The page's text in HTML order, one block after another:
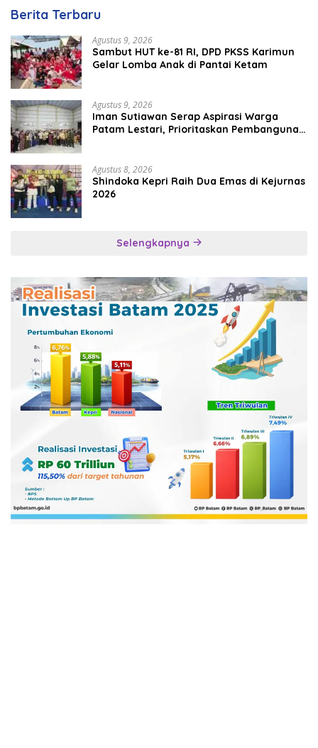
Berita Terbaru
Agustus 9, 2026
Sambut HUT ke-81 RI, DPD PKSS Karimun
Gelar Lomba Anak di Pantai Ketam
Agustus 9, 2026
Iman Sutiawan Serap Aspirasi Warga
Patam Lestari, Prioritaskan Pembangunan
Agustus 8, 2026
Shindoka Kepri Raih Dua Emas di Kejurnas
2026
Selengkapnya